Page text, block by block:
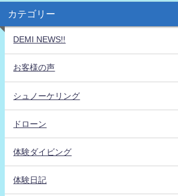
カテゴリー
DEMI NEWS!!
お客様の声
シュノーケリング
ドローン
体験ダイビング
体験日記